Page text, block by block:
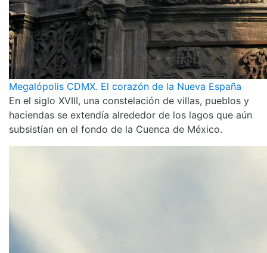
Megalópolis CDMX. El corazón de la Nueva España
En el siglo XVIII, una constelación de villas, pueblos y
haciendas se extendía alrededor de los lagos que aún
subsistían en el fondo de la Cuenca de México.